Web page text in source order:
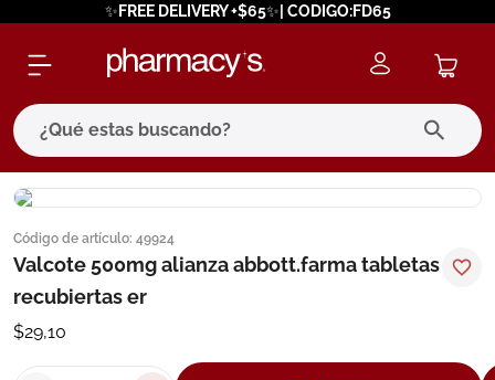
✨FREE DELIVERY +$65✨| CODIGO:FD65
¿Qué estas buscando?
Código de artículo: 49924
Valcote 500mg alianza abbott.farma tabletas
recubiertas er
$29,10
términos más buscados
1. eucerin